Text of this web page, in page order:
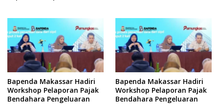
Bapenda Makassar Hadiri
Workshop Pelaporan Pajak
Bendahara Pengeluaran
Bapenda Makassar Hadiri
Workshop Pelaporan Pajak
Bendahara Pengeluaran